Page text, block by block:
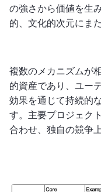
の強さから価値を生
的、文化的次元にま
複数のメカニズムが
的資産であり、ユー
効果を通じて持続的
す。主要プロジェク
合わせ、独自の競争